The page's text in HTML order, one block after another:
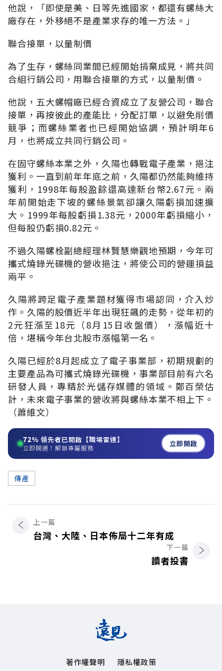
他說，「即使是美、日等先進國家，都還有螺絲大
廠存在，外移絕不是產業求存的唯一方法。」
聯合接單，以量制價
為了生存，螺絲同業間已經開始捐棄成見，將共同
合組行銷公司，用聯合接單的方式，以量制價。
他說，五大螺帽廠已經合資成立了友營公司，聯合
接單，再按彼此的產能比，分配訂單，以避免削價
競爭；而螺絲業者也已經開始協調，預計明年6
月，也將成立共同行銷公司。
在固守螺絲本業之外，久陽也轉戰電子產業，挹注
獲利。一直到前年年底之前，久陽都仍然能夠維持
獲利，1998年每股盈餘還高達新台幣2.67元。兩
年前開始走下坡的螺絲景氣卻讓久陽虧損加速擴
大。1999年每股虧損1.38元，2000年虧損縮小，
但每股仍虧損0.82元。
不過久陽螺栓副總經理林賢慧樂觀地預期，今年可
攜式燒錄光碟機的營收挹注，將使公司的營運損益
兩平。
久陽將跨足電子產業題材獲得市場認同，介入炒
作。久陽的股價近半年出現狂飆的走勢，從年初的
2元狂漲至18元（8月15日收盤價），漲幅近十
倍，堪稱今年台北股市漲幅第一名。
久陽已經於8月起成立了電子事業部，初期規劃的
主要產品為可攜式燒錄光碟機，事業部目前有六名
研發人員，專精於光儲存媒體的領域。鄭百榮估
計，未來電子事業的營收將與螺絲本業不相上下。
（蕭維文）
72% 領先者已開啟【職場雷達】
立即開通！解鎖專屬服務 立即開啟
傳產
上一篇
台灣、大陸、日本佈局十二年有成
下一篇
讀者投書
著作權聲明 隱私權政策